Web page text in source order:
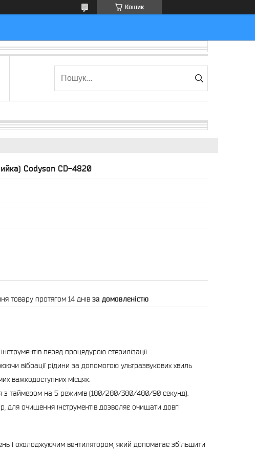
Кошик
Codyson CD-4820
товару протягом 14 днів за домовленістю
перед процедурою стерилізації.
вібрації рідини за допомогою ультразвукових хвиль
важкодоступних місцях.
з таймером на 5 режимів (180/280/380/480/90 секунд).
для очищення інструментів дозволяє очищати довгі
і охолоджуючим вентилятором, який допомагає збільшити